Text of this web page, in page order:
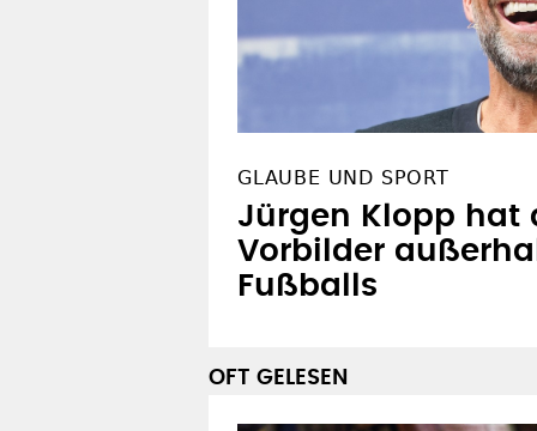
GLAUBE UND SPORT
Jürgen Klopp hat
Vorbilder
Fußballs
OFT GELESEN